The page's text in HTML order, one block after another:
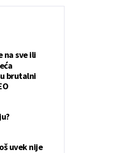
na sve ili
brutalni
uvek nije